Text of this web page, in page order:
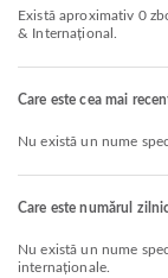
Există aproximativ 0 zboruri pe zi. Acest aeroport deservește zborul Național
& Internațional.
Care este cea mai
Nu există un nume
Care este numărul
Nu există un nume specific al companiei aeriene pentru zborurile
internaționale.